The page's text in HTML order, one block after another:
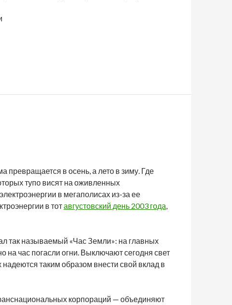
превращается в осень, а лето в зиму. Где
тупо висят на оживленных
в мегаполисах из-за ее
в тотавгустовский день 2003 года,
так называемый «Час Земли»: на главных
час погасли огни. Выключают сегодня свет
таким образом внести свой вклад в
корпораций — объединяют